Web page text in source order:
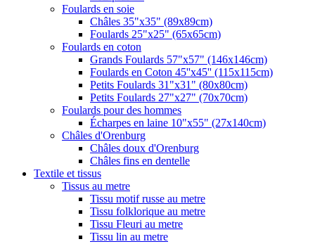
Foulards en soie
Châles 35"x35" (89x89cm)
Foulards 25"x25" (65x65cm)
Foulards en coton
Grands Foulards 57"x57" (146x146cm)
Foulards en Coton 45''x45'' (115x115cm)
Petits Foulards 31"x31" (80x80cm)
Petits Foulards 27"x27" (70x70cm)
Foulards pour des hommes
Écharpes en laine 10"x55" (27x140cm)
Châles d'Orenburg
Châles doux d'Orenburg
Châles fins en dentelle
Textile et tissus
Tissus au metre
Tissu motif russe au metre
Tissu folklorique au metre
Tissu Fleuri au metre
Tissu lin au metre